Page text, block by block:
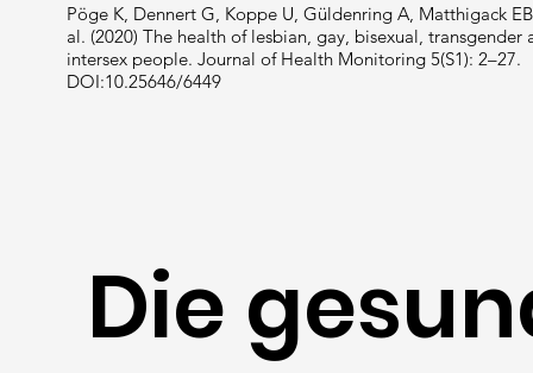
Pöge K, Dennert G, Koppe U, Güldenring A, Matthigack
al. (2020) The health of lesbian, gay, bisexual, transgender
intersex people. Journal of Health Monitoring 5(S1): 2–27.
DOI:10.25646/6449
Die